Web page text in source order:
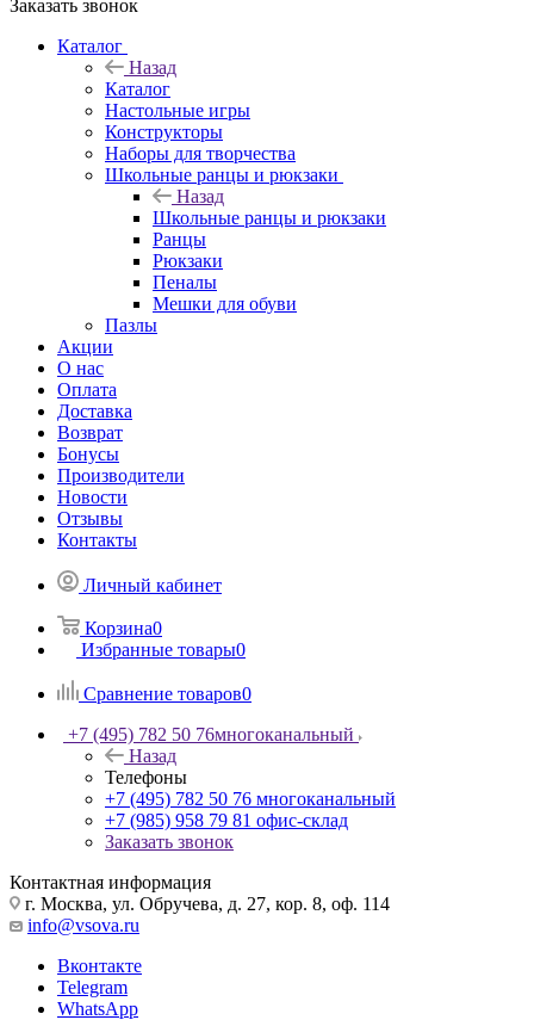
Заказать звонок
Каталог
Назад
Каталог
Настольные игры
Конструкторы
Наборы для творчества
Школьные ранцы и рюкзаки
Назад
Школьные ранцы и рюкзаки
Ранцы
Рюкзаки
Пеналы
Мешки для обуви
Пазлы
Акции
О нас
Оплата
Доставка
Возврат
Бонусы
Производители
Новости
Отзывы
Контакты
Личный кабинет
Корзина0
Избранные товары0
Сравнение товаров0
+7 (495) 782 50 76многоканальный
Назад
Телефоны
+7 (495) 782 50 76 многоканальный
+7 (985) 958 79 81 офис-склад
Заказать звонок
Контактная информация
г. Москва, ул. Обручева, д. 27, кор. 8, оф. 114
info@vsova.ru
Вконтакте
Telegram
WhatsApp